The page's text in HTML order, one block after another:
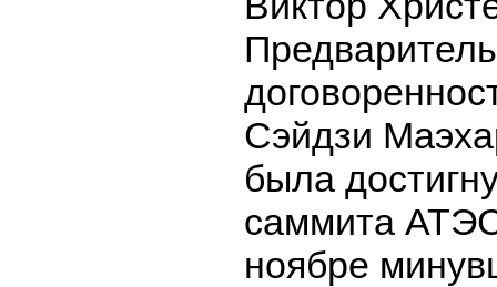
Сэйдзи
была
саммита
ноябре